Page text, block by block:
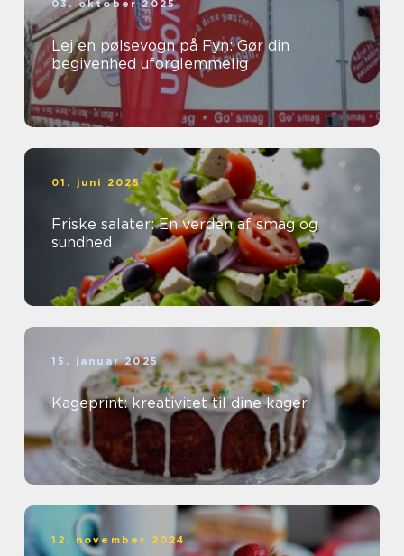
03. oktober 2025
Lej en pølsevogn på Fyn: Gør din
begivenhed uforglemmelig
01. juni 2025
Friske salater: En verden af smag og
sundhed
15. januar 2025
Kageprint: kreativitet til dine kager
12. november 2024